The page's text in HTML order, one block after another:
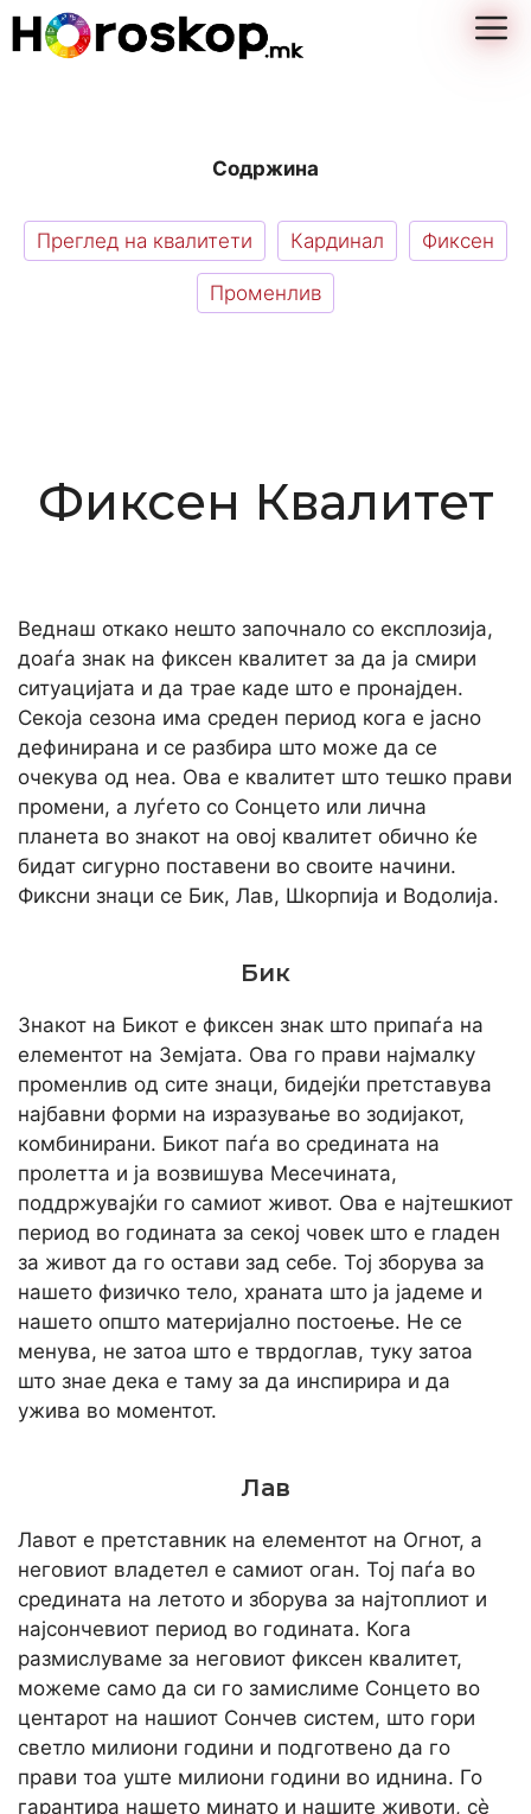
Skip
Содржина
Преглед на квалитети Кардинал Фиксен
Променлив
Фиксен Квалитет
Веднаш откако нешто започнало со експлозија,
доаѓа знак на фиксен квалитет за да ја смири
ситуацијата и да трае каде што е пронајден.
Секоја сезона има среден период кога е јасно
дефинирана и се разбира што може да се
очекува од неа. Ова е квалитет што тешко прави
промени, а луѓето со Сонцето или лична
планета во знакот на овој квалитет обично ќе
бидат сигурно поставени во своите начини.
Фиксни знаци се Бик, Лав, Шкорпија и Водолија.
Бик
Знакот на Бикот е фиксен знак што припаѓа на
елементот на Земјата. Ова го прави најмалку
променлив од сите знаци, бидејќи претставува
најбавни форми на изразување во зодијакот,
комбинирани. Бикот паѓа во средината на
пролетта и ја возвишува Месечината,
поддржувајќи го самиот живот. Ова е најтешкиот
период во годината за секој човек што е гладен
за живот да го остави зад себе. Тој зборува за
нашето физичко тело, храната што ја јадеме и
нашето општо материјално постоење. Не се
менува, не затоа што е тврдоглав, туку затоа
што знае дека е таму за да инспирира и да
ужива во моментот.
Лав
Лавот е претставник на елементот на Огнот, а
неговиот владетел е самиот оган. Тој паѓа во
средината на летото и зборува за најтоплиот и
најсончевиот период во годината. Кога
размислуваме за неговиот фиксен квалитет,
можеме само да си го замислиме Сонцето во
центарот на нашиот Сончев систем, што гори
светло милиони години и подготвено да го
прави тоа уште милиони години во иднина. Го
гарантира нашето минато и нашите животи, сè